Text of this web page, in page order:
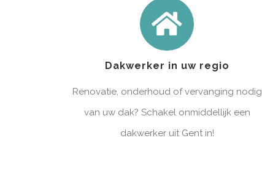
Dakwerker in uw regio
Renovatie, onderhoud of vervanging nodig
van uw dak? Schakel onmiddellijk een
dakwerker uit Gent in!